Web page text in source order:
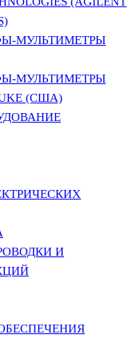
МУЛЬТИМЕТРЫ
МУЛЬТИМЕТРЫ
(США)
И